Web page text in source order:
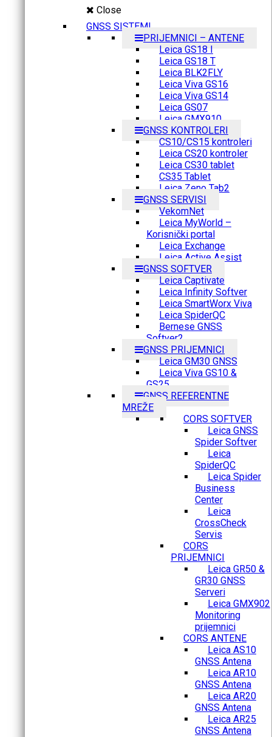
Close
GNSS SISTEMI
PRIJEMNICI – ANTENE
Leica GS18 I
Leica GS18 T
Leica BLK2FLY
Leica Viva GS16
Leica Viva GS14
Leica GS07
Leica GMX910
GNSS KONTROLERI
CS10/CS15 kontroleri
Leica CS20 kontroler
Leica CS30 tablet
CS35 Tablet
Leica Zeno Tab2
GNSS SERVISI
VekomNet
Leica MyWorld –
Korisnički portal
Leica Exchange
Leica Active Assist
GNSS SOFTVER
Leica Captivate
Leica Infinity Softver
Leica SmartWorx Viva
Leica SpiderQC
Bernese GNSS
Softver2
GNSS PRIJEMNICI
Leica GM30 GNSS
Leica Viva GS10 &
GS25
GNSS REFERENTNE
MREŽE
CORS SOFTVER
Leica GNSS
Spider Softver
Leica
SpiderQC
Leica Spider
Business
Center
Leica
CrossCheck
Servis
CORS
PRIJEMNICI
Leica GR50 &
GR30 GNSS
Serveri
Leica GMX902
Monitoring
prijemnici
CORS ANTENE
Leica AS10
GNSS Antena
Leica AR10
GNSS Antena
Leica AR20
GNSS Antena
Leica AR25
GNSS Antena